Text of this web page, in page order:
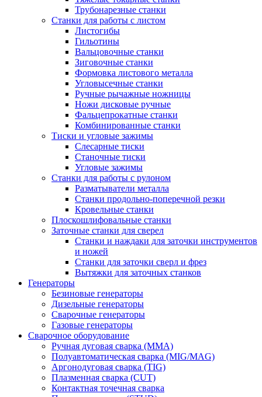
Трубонарезные станки
Станки для работы с листом
Листогибы
Гильотины
Вальцовочные станки
Зиговочные станки
Формовка листового металла
Угловысечные станки
Ручные рычажные ножницы
Ножи дисковые ручные
Фальцепрокатные станки
Комбинированные станки
Тиски и угловые зажимы
Слесарные тиски
Станочные тиски
Угловые зажимы
Станки для работы с рулоном
Разматыватели металла
Станки продольно-поперечной резки
Кровельные станки
Плоскошлифовальные станки
Заточные станки для сверел
Станки и наждаки для заточки инструментов
и ножей
Станки для заточки сверл и фрез
Вытяжки для заточных станков
Генераторы
Безиновые генераторы
Дизельные генераторы
Сварочные генераторы
Газовые генераторы
Сварочное оборудование
Ручная дуговая сварка (MMA)
Полуавтоматическая сварка (MIG/MAG)
Аргонодуговая сварка (TIG)
Плазменная сварка (CUT)
Контактная точечная сварка